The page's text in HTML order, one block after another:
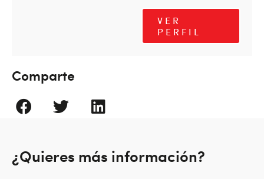
VER
PERFIL
Comparte
¿Quieres más información?